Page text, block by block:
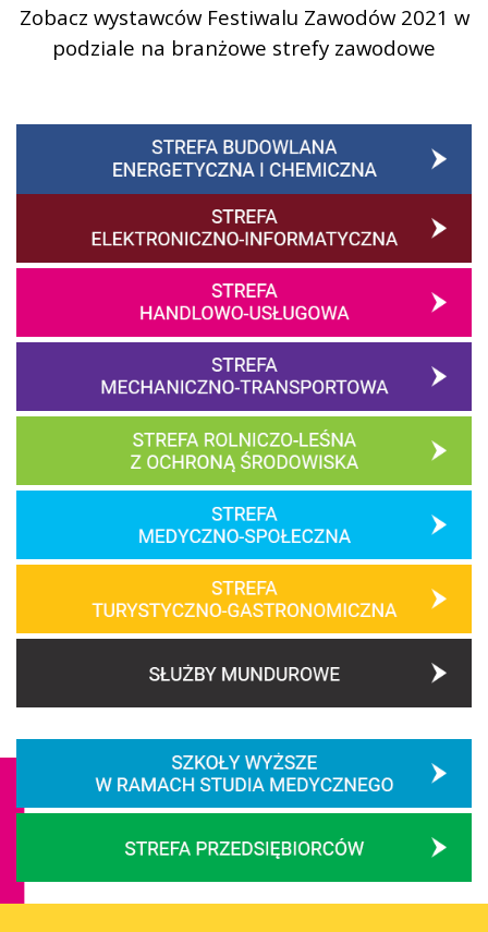
Zobacz wystawców Festiwalu Zawodów 2021 w
podziale na branżowe strefy zawodowe